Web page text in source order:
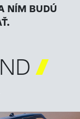
NÍM BUDÚ
